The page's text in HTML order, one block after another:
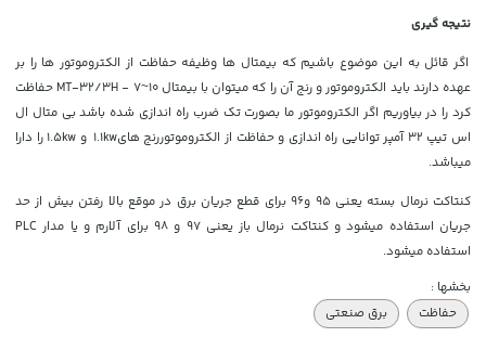
نتیجه گیری
اگر قائل به این موضوع باشیم که بیمتال ها وظیفه حفاظت از الکتروموتور ها را بر
عهده دارند باید الکتروموتور و رنج آن را که میتوان با بیمتال MT-32/3H - 7~10 حفاظت
کرد را در بیاوریم اگر الکتروموتور ما بصورت تک ضرب راه اندازی شده باشد بی متال ال
اس تیپ 32 آمپر توانایی راه اندازی و حفاظت از الکتروموتوررنج های1.1kw و 1.5kw را دارا
میباشد.
کنتاکت نرمال بسته یعنی 95 و96 برای قطع جریان برق در موقع بالا رفتن بیش از حد
جریان استفاده میشود و کنتاکت نرمال باز یعنی 97 و 98 برای آلارم و یا مدار PLC
استفاده میشود.
بخشها :
حفاظت
برق صنعتی